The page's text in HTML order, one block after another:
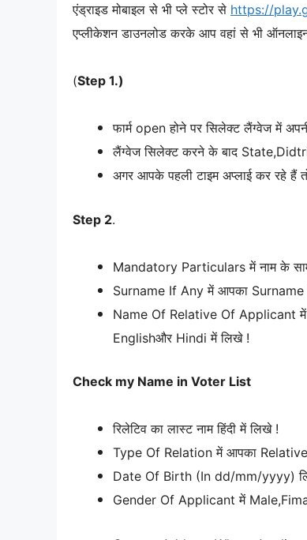
एंड्राइड मोबाइल से भी प्ले स्टोर से https://
एप्लीकेशन डाउनलोड करके आप वहां से भी
(Step 1.)
फार्म open होने पर सिलेक्ट लैंग्वेज में
लैंग्वेज सिलेक्ट करने के बाद
अगर आपके पहली टाइम अप्लाई कर रहे
Step 2.
Mandatory Particulars में नाम के
Surname If Any में आपका Surname
Name Of Relative Of Applicant में
Englishऔर Hindi में लिखे !
Check my Name in Voter List
रिलेटिव का लास्ट नाम हिंदी में लिखे !
Type Of Relation में आपका Relative
Date Of Birth (In dd/mm/yyyy)
Gender Of Applicant में